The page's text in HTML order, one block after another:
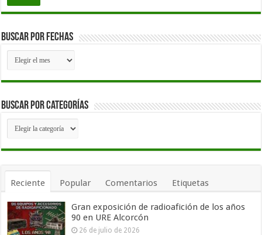
Buscar por fechas
Buscar
por
Buscar por Categorías
Buscar
por
Reciente Popular Comentarios Etiquetas
Gran exposición de radioafición de los años
90 en URE Alcorcón
26 de julio de 2026